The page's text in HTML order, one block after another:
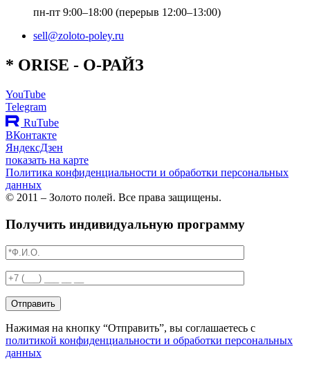
пн-пт 9:00–18:00 (перерыв 12:00–13:00)
sell@zoloto-poley.ru
* ORISE - О-РАЙЗ
YouTube
Telegram
RuTube
ВКонтакте
ЯндексДзен
показать на карте
Политика конфиденциальности и обработки персональных
данных
© 2011 – Золото полей. Все права защищены.
Получить индивидуальную программу
Отправить
Нажимая на кнопку “Отправить”, вы соглашаетесь с
политикой конфиденциальности и обработки персональных
данных